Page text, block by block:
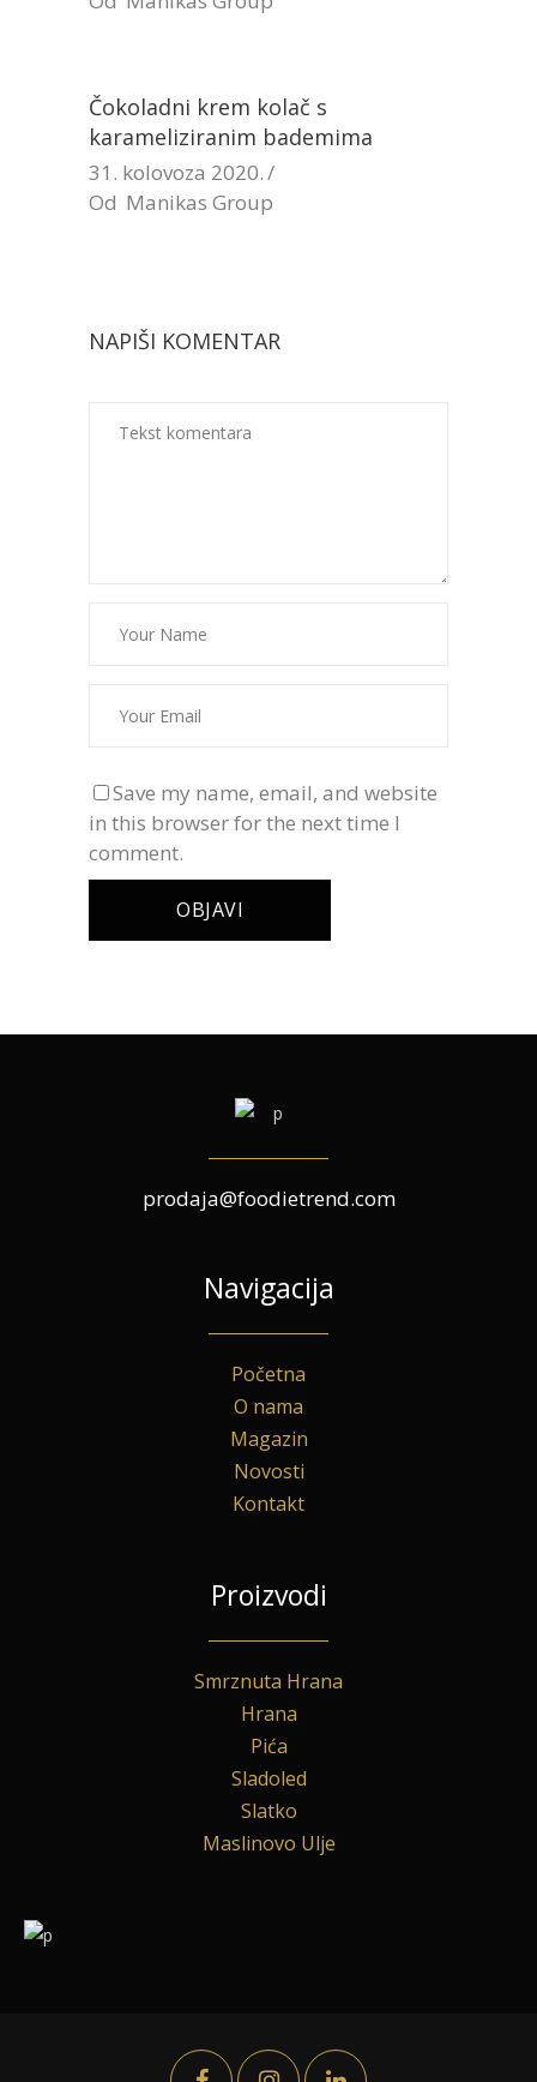
Čokoladni krem kolač s
karameliziranim bademima
31. kolovoza 2020.
Od Manikas Group
NAPIŠI KOMENTAR
Save my name, email, and website
in this browser for the next time I
comment.
prodaja@foodietrend.com
Navigacija
Početna
O nama
Magazin
Novosti
Kontakt
Proizvodi
Smrznuta Hrana
Hrana
Pića
Sladoled
Slatko
Maslinovo Ulje